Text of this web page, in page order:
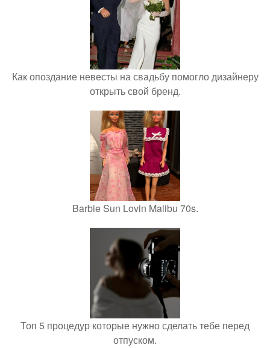
Как опоздание невесты на свадьбу помогло дизайнеру
открыть свой бренд.
Barbie Sun Lovin Malibu 70s.
Топ 5 процедур которые нужно сделать тебе перед
отпуском.